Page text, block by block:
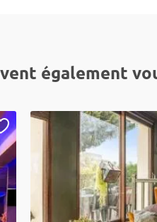
également